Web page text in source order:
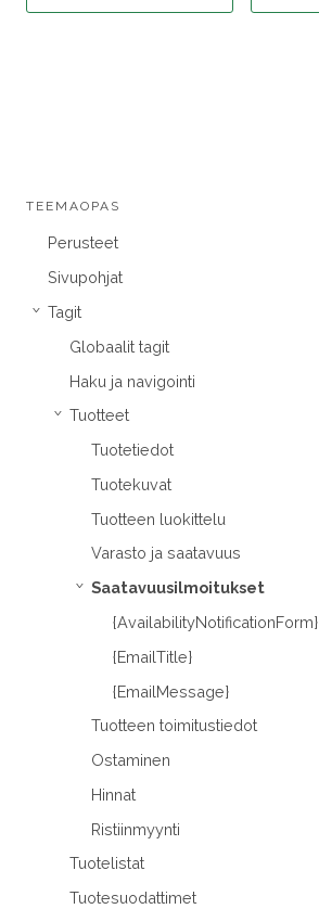
TEEMAOPAS
Perusteet
Sivupohjat
› Tagit
Globaalit tagit
Haku ja navigointi
› Tuotteet
Tuotetiedot
Tuotekuvat
Tuotteen luokittelu
Varasto ja saatavuus
› Saatavuusilmoitukset
{AvailabilityNotificationForm}
{EmailTitle}
{EmailMessage}
Tuotteen toimitustiedot
Ostaminen
Hinnat
Ristiinmyynti
Tuotelistat
Tuotesuodattimet